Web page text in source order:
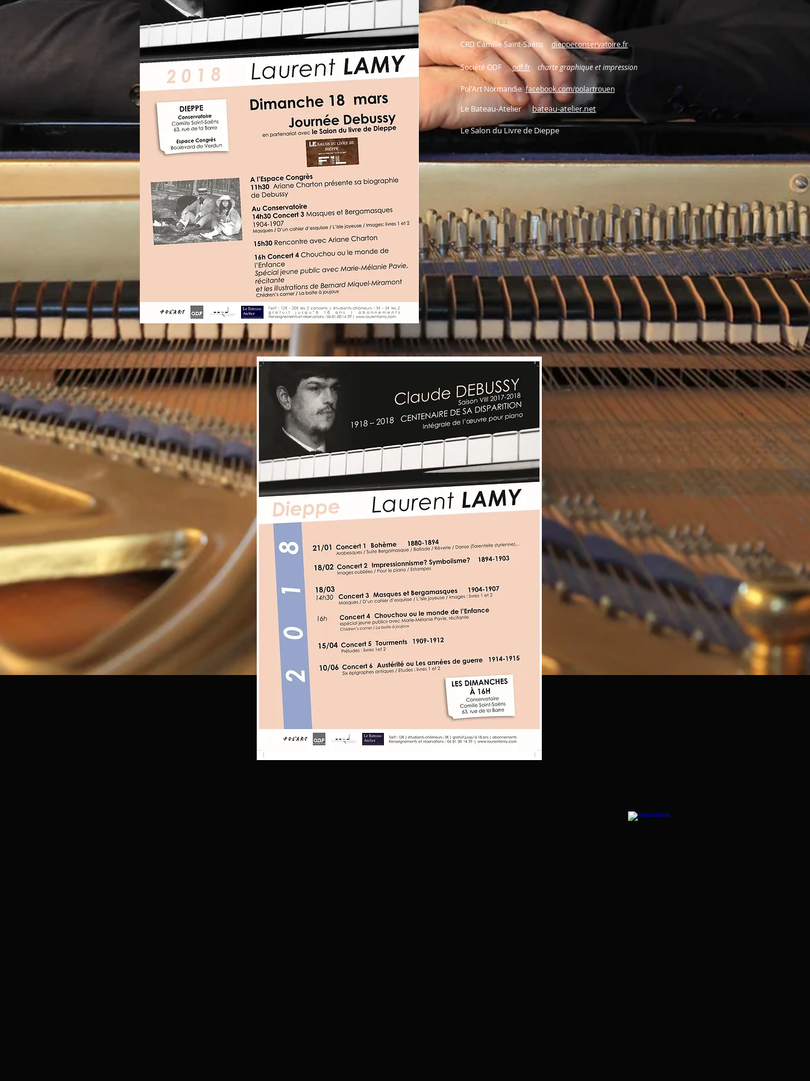
Partenaires
CRD Camille Saint-Saëns dieppeconservatoire.fr
Société ODFodf.fr charte graphique et impression
Pol'Art Normandiefacebook.com/polartrouen
Le Bateau-Atelierbateau-atelier.net
Le Salon du Livre de Dieppe